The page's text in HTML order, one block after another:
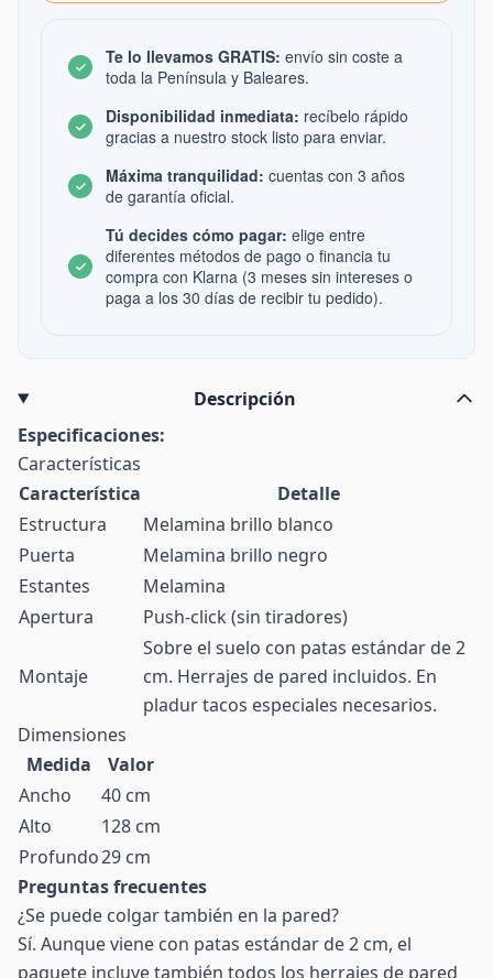
Te lo llevamos GRATIS: envío sin coste a
toda la Península y Baleares.
Disponibilidad inmediata: recíbelo rápido
gracias a nuestro stock listo para enviar.
Máxima tranquilidad: cuentas con 3 años
de garantía oficial.
Tú decides cómo pagar: elige entre
diferentes métodos de pago o financia tu
compra con Klarna (3 meses sin intereses o
paga a los 30 días de recibir tu pedido).
Descripción
Especificaciones:
Características
Característica
Detalle
Estructura
Melamina brillo blanco
Puerta
Melamina brillo negro
Estantes
Melamina
Apertura
Push-click (sin tiradores)
Montaje
Sobre el suelo con patas estándar de 2
cm. Herrajes de pared incluidos. En
pladur tacos especiales necesarios.
Dimensiones
Medida
Valor
Ancho
40 cm
Alto
128 cm
Profundo29 cm
Preguntas frecuentes
¿Se puede colgar también en la pared?
Sí. Aunque viene con patas estándar de 2 cm, el
paquete incluye también todos los herrajes de pared